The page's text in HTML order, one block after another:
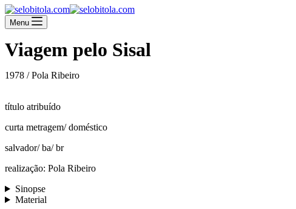
Menu
Viagem pelo Sisal
1978 / Pola Ribeiro
título atribuído
curta metragem/ doméstico
salvador/ ba/ br
realização: Pola Ribeiro
Sinopse
Material